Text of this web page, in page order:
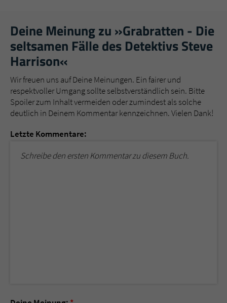
Deine Meinung zu »Grabratten - Die
seltsamen Fälle des Detektivs Steve
Harrison«
Wir freuen uns auf Deine Meinungen. Ein fairer und
respektvoller Umgang sollte selbstverständlich sein. Bitte
Spoiler zum Inhalt vermeiden oder zumindest als solche
deutlich in Deinem Kommentar kennzeichnen. Vielen Dank!
Letzte Kommentare:
Schreibe den ersten Kommentar zu diesem Buch.